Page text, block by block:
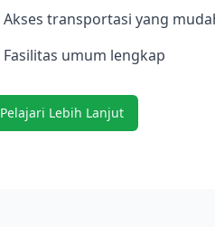
Akses transportasi yang
Fasilitas umum lengkap
Pelajari Lebih Lanjut